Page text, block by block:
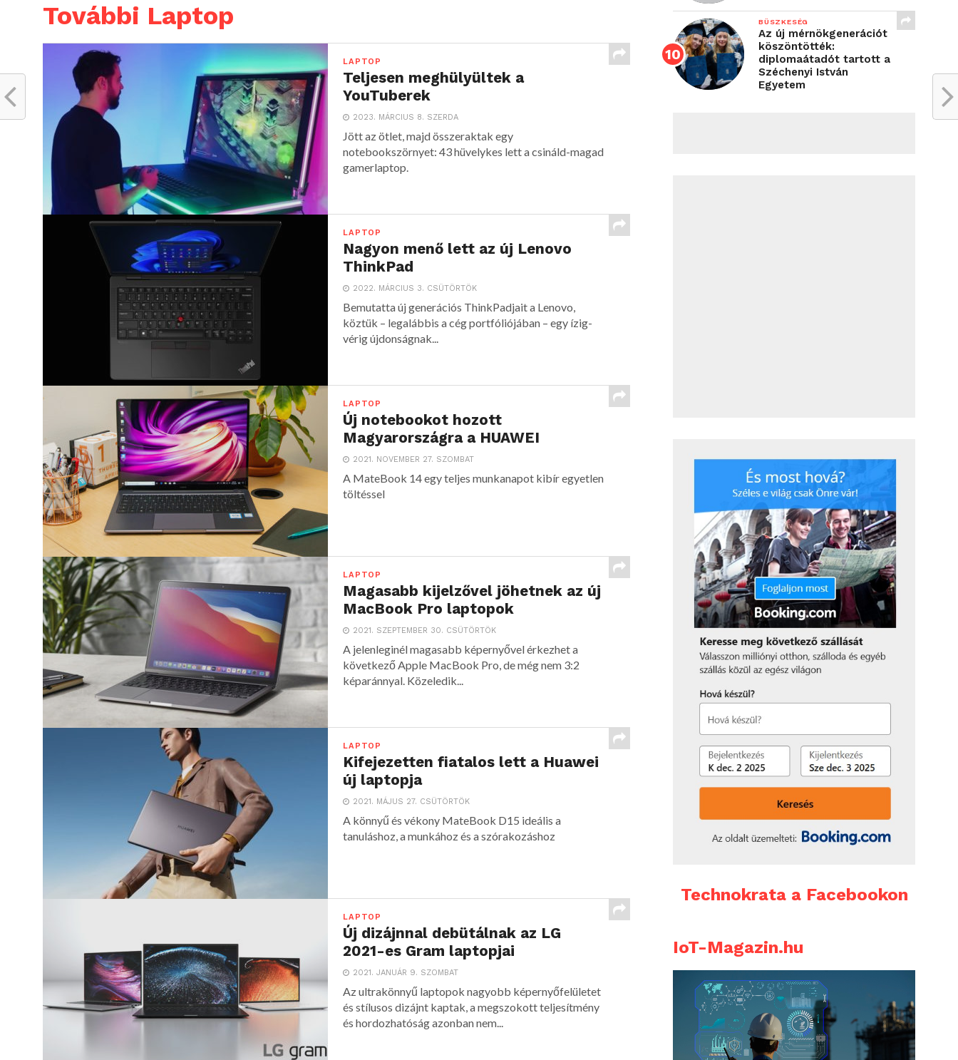
További Laptop
LAPTOP
Teljesen meghülyültek a
YouTuberek
2023. MÁRCIUS 8. SZERDA
Jött az ötlet, majd összeraktak egy
notebookszörnyet: 43 hüvelykes lett a csináld-magad
gamerlaptop.
LAPTOP
Nagyon menő lett az új Lenovo
ThinkPad
2022. MÁRCIUS 3. CSÜTÖRTÖK
Bemutatta új generációs ThinkPadjait a Lenovo,
köztük – legalábbis a cég portfóliójában – egy ízig-
vérig újdonságnak...
LAPTOP
Új notebookot hozott
Magyarországra a HUAWEI
2021. NOVEMBER 27. SZOMBAT
A MateBook 14 egy teljes munkanapot kibír egyetlen
töltéssel
LAPTOP
Magasabb kijelzővel jöhetnek az új
MacBook Pro laptopok
2021. SZEPTEMBER 30. CSÜTÖRTÖK
A jelenleginél magasabb képernyővel érkezhet a
következő Apple MacBook Pro, de még nem 3:2
képaránnyal. Közeledik...
LAPTOP
Kifejezetten fiatalos lett a Huawei
új laptopja
2021. MÁJUS 27. CSÜTÖRTÖK
A könnyű és vékony MateBook D15 ideális a
tanuláshoz, a munkához és a szórakozáshoz
LAPTOP
Új dizájnnal debütálnak az LG
2021-es Gram laptopjai
2021. JANUÁR 9. SZOMBAT
Az ultrakönnyű laptopok nagyobb képernyőfelületet
és stílusos dizájnt kaptak, a megszokott teljesítmény
és hordozhatóság azonban nem...
BÜSZKESÉG
Az új mérnökgenerációt
köszöntötték:
diplomaátadót tartott a
Széchenyi István
Egyetem
Technokrata a Facebookon
IoT-Magazin.hu